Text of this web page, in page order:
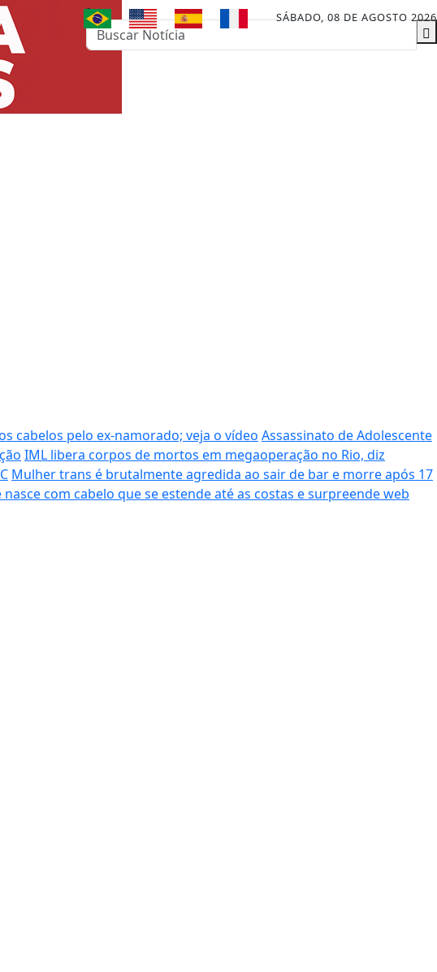
SÁBADO, 08 DE AGOSTO 2026
cabelos pelo ex-namorado; veja o vídeo Assassinato de Adolescente
IML libera corpos de mortos em megaoperação no Rio, diz
Mulher trans é brutalmente agredida ao sair de bar e morre após 17
nasce com cabelo que se estende até as costas e surpreende web